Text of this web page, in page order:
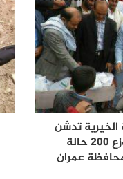
الخيرية تدشن
قافلة الخير والعطاء توزع 200 حالة
عمران